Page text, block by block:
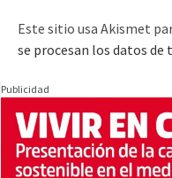
Este sitio usa Akismet
se procesan los datos de
Publicidad